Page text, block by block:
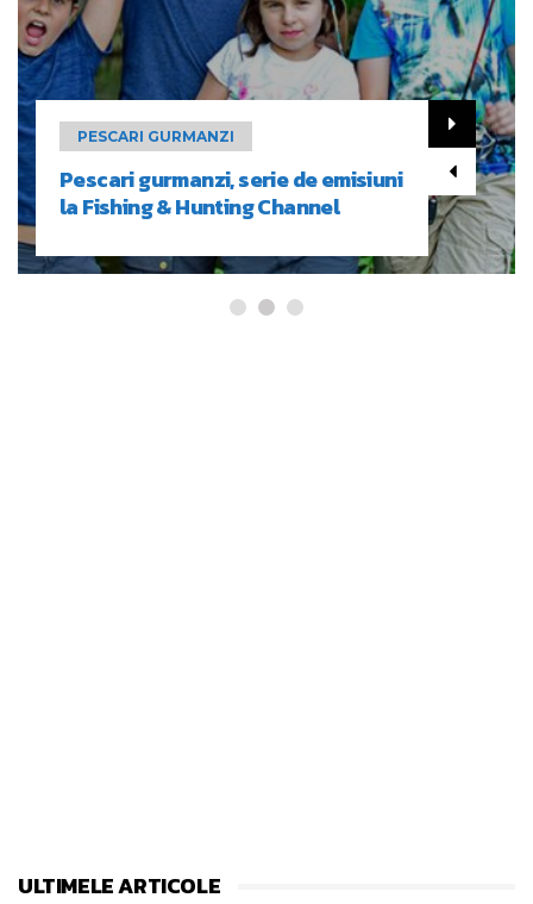
PESCARI GURMANZI
Pescari gurmanzi, serie de emisiuni
la Fishing & Hunting Channel
ULTIMELE ARTICOLE